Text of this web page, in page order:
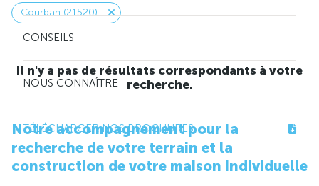
CONSEILS
NOUS CONNAÎTRE
TÉLÉCHARGER NOS BROCHURES
Courban (21520)
Il n'y a pas de résultats correspondants à votre
recherche.
Notre accompagnement pour la
recherche de votre terrain et la
construction de votre maison individuelle